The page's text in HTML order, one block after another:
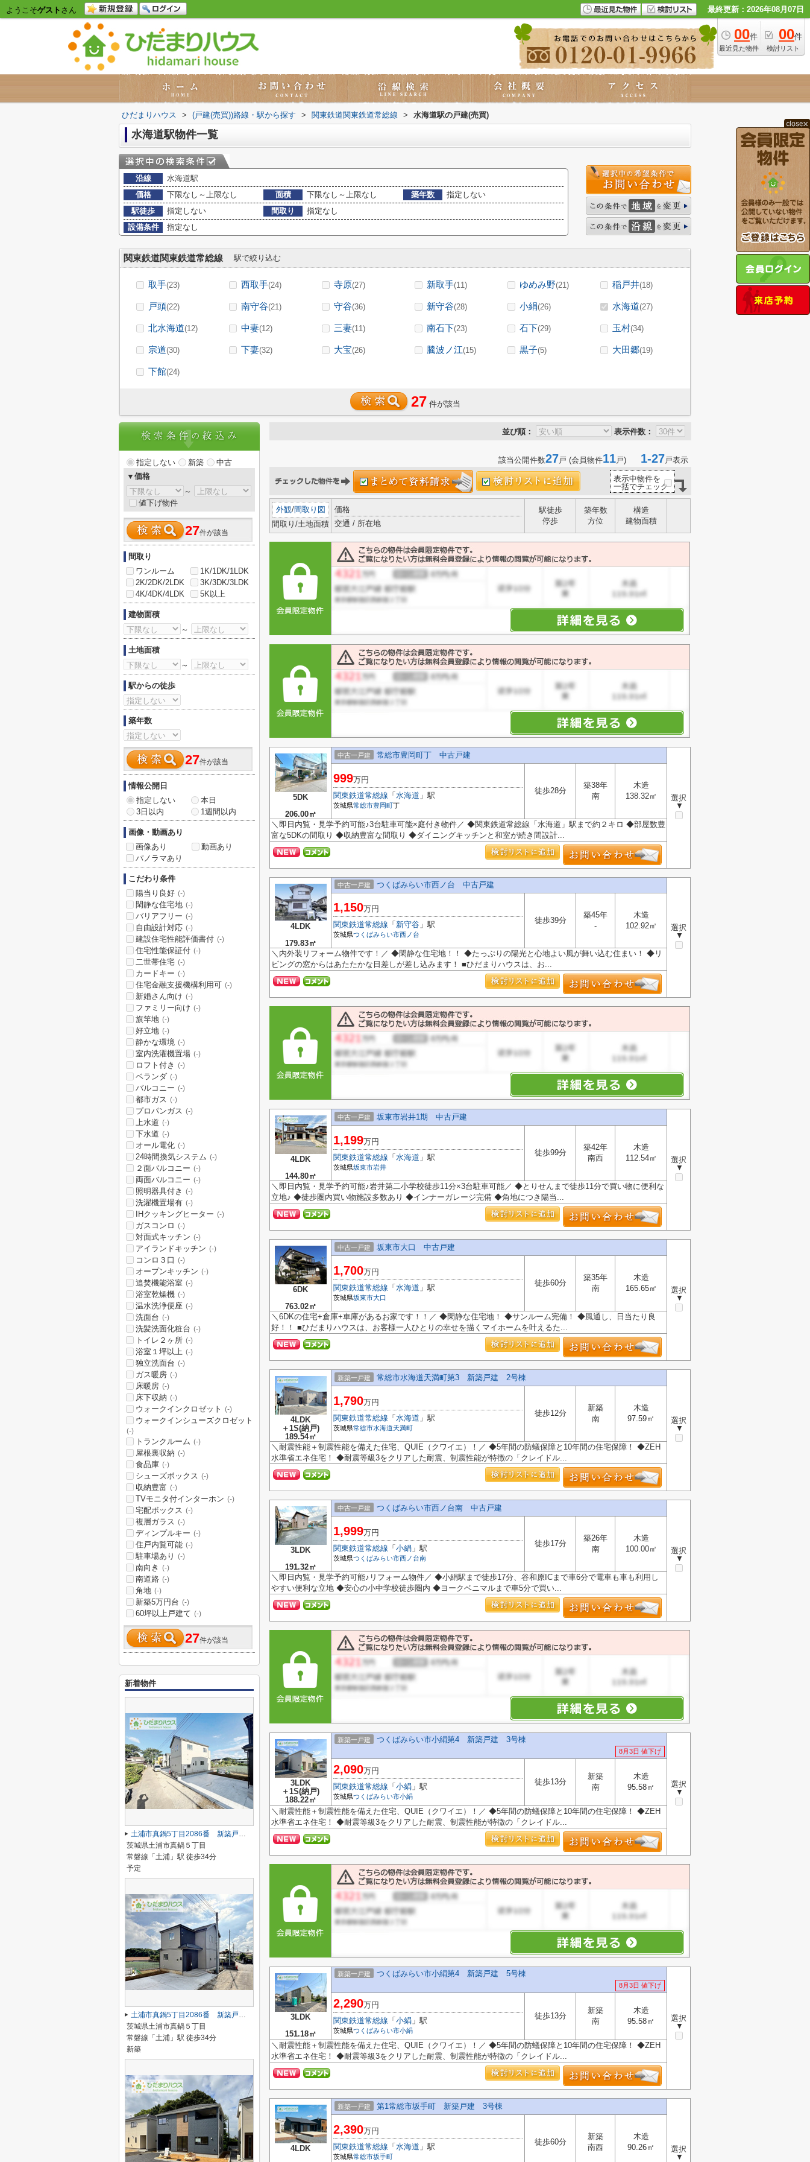
ようこそゲスト さん 最終更新：2026年08月07日
00件
最近見た物件
00件
検討リスト
ひだまりハウス > (戸建(売買))路線・駅から探す > 関東鉄道関東鉄道常総線 > 水海道駅の戸建(売買)
水海道駅物件一覧
沿線
水海道駅
価格
下限なし～上限なし 面積 下限なし～上限なし 築年数
指定しない
駅徒歩
指定しない 間取り
指定なし
設備条件
指定なし
関東鉄道関東鉄道常総線 駅で絞り込む
取手(23) 西取手(24) 寺原(27) 新取手(11) ゆめみ野(21) 稲戸井(18)
戸頭(22) 南守谷(21) 守谷(36) 新守谷(28) 小絹(26) 水海道(27)
北水海道(12) 中妻(12) 三妻(11) 南石下(23) 石下(29) 玉村(34)
宗道(30) 下妻(32) 大宝(26) 騰波ノ江(15) 黒子(5) 大田郷(19)
下館(24)
27 件が該当
並び順： 表示件数：
該当公開件数27戸 (会員物件11戸) 1-27戸表示
表示中物件を
一括でチェック
外観/間取り図
間取り/土地面積
価格
交通 / 所在地
駅徒歩
停歩
築年数
方位
構造
建物面積
5DK
206.00㎡
中古一戸建 常総市豊岡町丁 中古戸建
選択
▼
999万円
関東鉄道常総線 「 水海道 」駅
茨城県常総市豊岡町丁
徒歩28分
築38年
南
木造
138.32㎡
＼即日内覧・見学予約可能♪3台駐車可能×庭付き物件／ ◆関東鉄道常総線「水海道」駅まで約２キロ ◆部屋数豊
富な5DKの間取り ◆収納豊富な間取り ◆ダイニングキッチンと和室が続き間設計...
4LDK
179.83㎡
中古一戸建 つくばみらい市西ノ台 中古戸建
選択
▼
1,150万円
関東鉄道常総線 「 新守谷 」駅
茨城県つくばみらい市西ノ台
徒歩39分
築45年
-
木造
102.92㎡
＼内外装リフォーム物件です！／ ◆閑静な住宅地！！ ◆たっぷりの陽光と心地よい風が舞い込む住まい！ ◆リ
ビングの窓からはあたたかな日差しが差し込みます！ ■ひだまりハウスは、お...
4LDK
144.80㎡
中古一戸建 坂東市岩井1期 中古戸建
選択
▼
1,199万円
関東鉄道常総線 「 水海道 」駅
茨城県坂東市岩井
徒歩99分
築42年
南西
木造
112.54㎡
＼即日内覧・見学予約可能♪岩井第二小学校徒歩11分×3台駐車可能／ ◆とりせんまで徒歩11分で買い物に便利な
立地♪ ◆徒歩圏内買い物施設多数あり ◆インナーガレージ完備 ◆角地につき陽当...
6DK
763.02㎡
中古一戸建 坂東市大口 中古戸建
選択
▼
1,700万円
関東鉄道常総線 「 水海道 」駅
茨城県坂東市大口
徒歩60分
築35年
南
木造
165.65㎡
＼6DKの住宅+倉庫+車庫があるお家です！！／ ◆閑静な住宅地！ ◆サンルーム完備！ ◆風通し、日当たり良
好！！ ■ひだまりハウスは、お客様一人ひとりの幸せを描くマイホームを叶えるた...
4LDK
＋1S(納戸)
189.54㎡
新築一戸建 常総市水海道天満町第3 新築戸建 2号棟
選択
▼
1,790万円
関東鉄道常総線 「 水海道 」駅
茨城県常総市水海道天満町
徒歩12分
新築
南
木造
97.59㎡
＼耐震性能＋制震性能を備えた住宅、QUIE（クワイエ）！／ ◆5年間の防蟻保障と10年間の住宅保障！ ◆ZEH
水準省エネ住宅！ ◆耐震等級3をクリアした耐震、制震性能が特徴の「クレイドル...
3LDK
191.32㎡
中古一戸建 つくばみらい市西ノ台南 中古戸建
選択
▼
1,999万円
関東鉄道常総線 「 小絹 」駅
茨城県つくばみらい市西ノ台南
徒歩17分
築26年
南
木造
100.00㎡
＼即日内覧・見学予約可能♪リフォーム物件／ ◆小絹駅まで徒歩17分、谷和原ICまで車6分で電車も車も利用し
やすい便利な立地 ◆安心の小中学校徒歩圏内 ◆ヨークベニマルまで車5分で買い...
3LDK
＋1S(納戸)
188.22㎡
新築一戸建 つくばみらい市小絹第4 新築戸建 3号棟
8月3日 値下げ
選択
▼
2,090万円
関東鉄道常総線 「 小絹 」駅
茨城県つくばみらい市小絹
徒歩13分
新築
南
木造
95.58㎡
＼耐震性能＋制震性能を備えた住宅、QUIE（クワイエ）！／ ◆5年間の防蟻保障と10年間の住宅保障！ ◆ZEH
水準省エネ住宅！ ◆耐震等級3をクリアした耐震、制震性能が特徴の「クレイドル...
3LDK
151.18㎡
新築一戸建 つくばみらい市小絹第4 新築戸建 5号棟
8月3日 値下げ
選択
▼
2,290万円
関東鉄道常総線 「 小絹 」駅
茨城県つくばみらい市小絹
徒歩13分
新築
南
木造
95.58㎡
＼耐震性能＋制震性能を備えた住宅、QUIE（クワイエ）！／ ◆5年間の防蟻保障と10年間の住宅保障！ ◆ZEH
水準省エネ住宅！ ◆耐震等級3をクリアした耐震、制震性能が特徴の「クレイドル...
4LDK
新築一戸建 第1常総市坂手町 新築戸建 3号棟
選択
▼
2,390万円
関東鉄道常総線 「 水海道 」駅
茨城県常総市坂手町
徒歩60分
新築
南西
木造
90.26㎡
指定しない 新築
中古
▼価格
～
値下げ物件
27件が該当
間取り
ワンルーム
1K/1DK/1LDK
2K/2DK/2LDK
3K/3DK/3LDK
4K/4DK/4LDK
5K以上
建物面積
～
土地面積
～
駅からの徒歩
築年数
27件が該当
情報公開日
指定しない
本日
3日以内
1週間以内
画像・動画あり
画像あり
動画あり
パノラマあり
こだわり条件
陽当り良好 (-)
閑静な住宅地 (-)
バリアフリー (-)
自由設計対応 (-)
建設住宅性能評価書付 (-)
住宅性能保証付 (-)
二世帯住宅 (-)
カードキー (-)
住宅金融支援機構利用可 (-)
新婚さん向け (-)
ファミリー向け (-)
旗竿地 (-)
好立地 (-)
静かな環境 (-)
室内洗濯機置場 (-)
ロフト付き (-)
ベランダ (-)
バルコニー (-)
都市ガス (-)
プロパンガス (-)
上水道 (-)
下水道 (-)
オール電化 (-)
24時間換気システム (-)
２面バルコニー (-)
両面バルコニー (-)
照明器具付き (-)
洗濯機置場有 (-)
IHクッキングヒーター (-)
ガスコンロ (-)
対面式キッチン (-)
アイランドキッチン (-)
コンロ３口 (-)
オープンキッチン (-)
追焚機能浴室 (-)
浴室乾燥機 (-)
温水洗浄便座 (-)
洗面台 (-)
洗髪洗面化粧台 (-)
トイレ２ヶ所 (-)
浴室１坪以上 (-)
独立洗面台 (-)
ガス暖房 (-)
床暖房 (-)
床下収納 (-)
ウォークインクロゼット (-)
ウォークインシューズクロゼット
(-)
トランクルーム (-)
屋根裏収納 (-)
食品庫 (-)
シューズボックス (-)
収納豊富 (-)
TVモニタ付インターホン (-)
宅配ボックス (-)
複層ガラス (-)
ディンプルキー (-)
住戸内覧可能 (-)
駐車場あり (-)
南向き (-)
南道路 (-)
角地 (-)
新築5万円台 (-)
60坪以上戸建て (-)
27件が該当
新着物件
土浦市真鍋5丁目2086番 新築戸建 B号棟
茨城県土浦市真鍋５丁目
常磐線「土浦」駅 徒歩34分
予定
土浦市真鍋5丁目2086番 新築戸建 A号棟
茨城県土浦市真鍋５丁目
常磐線「土浦」駅 徒歩34分
新築